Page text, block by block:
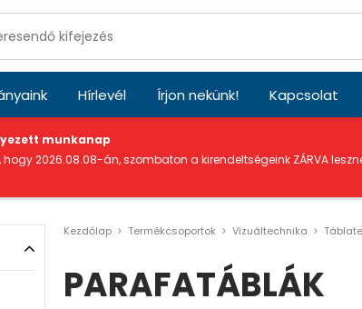
Hírlevél Írjon nekünk! Kapcsolat
munkanap
hogy 2026.08.08-án, szombaton a kirendeltségeink ZÁRVA
Kezdőlap Termékcsoportok Vizuáltechnika
PARAFATÁBLÁK